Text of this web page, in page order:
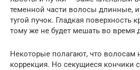
теменной части волосы длинные,
тугой пучок. Гладкая поверхность
тому же не будет мешать во время
Некоторые полагают, что волосам
коррекция. Но секущиеся кончики